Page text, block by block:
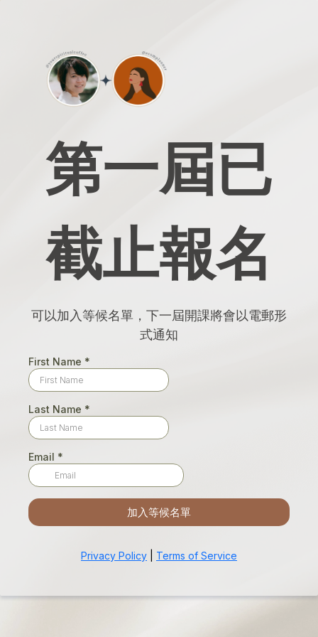
第一屆已
截止報名
可以加入等候名單，下一屆開課將會以電郵形
式通知
First Name *
Last Name *
Email *
加入等候名單
Privacy Policy Terms of Service